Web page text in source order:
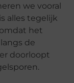
we vooral
alles tegelijk
het
de
doorloopt